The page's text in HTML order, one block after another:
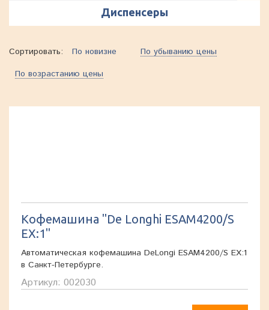
Диспенсеры
Сортировать: По новизне
По убыванию цены
По возрастанию цены
Кофемашина "De Longhi ESAM4200/S
EX:1"
Автоматическая кофемашина DeLongi ESAM4200/S EX:1
в Санкт-Петербурге.
Артикул: 002030